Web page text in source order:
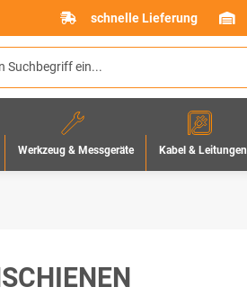
schnelle Lieferung
Werkzeug & Messgeräte Kabel & Leitungen